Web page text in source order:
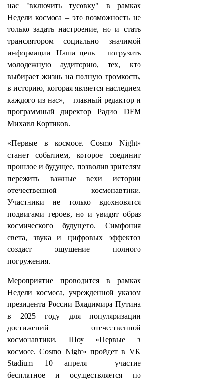
нас "включить тусовку" в рамках
Недели космоса – это возможность не
только задать настроение, но и стать
транслятором социально значимой
информации. Наша цель – погрузить
молодежную аудиторию, тех, кто
выбирает жизнь на полную громкость,
в историю, которая является наследием
каждого из нас», – главный редактор и
программный директор Радио DFM
Михаил Кортиков.
«Первые в космосе. Cosmo Night»
станет событием, которое соединит
прошлое и будущее, позволив зрителям
пережить важные вехи истории
отечественной космонавтики.
Участники не только вдохновятся
подвигами героев, но и увидят образ
космического будущего. Симфония
света, звука и цифровых эффектов
создаст ощущение полного
погружения.
Мероприятие проводится в рамках
Недели космоса, учрежденной указом
президента России Владимира Путина
в 2025 году для популяризации
достижений отечественной
космонавтики. Шоу «Первые в
космосе. Cosmo Night» пройдет в VK
Stadium 10 апреля – участие
бесплатное и осуществляется по